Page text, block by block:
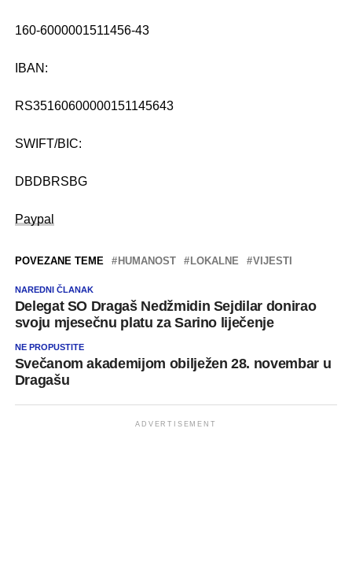
160-6000001511456-43
IBAN:
RS35160600000151145643
SWIFT/BIC:
DBDBRSBG
Paypal
POVEZANE TEME HUMANOST LOKALNE VIJESTI
NAREDNI ČLANAK
Delegat SO Dragaš Nedžmidin Sejdilar donirao
svoju mjesečnu platu za Sarino liječenje
NE PROPUSTITE
Svečanom akademijom obilježen 28. novembar u
Dragašu
ADVERTISEMENT